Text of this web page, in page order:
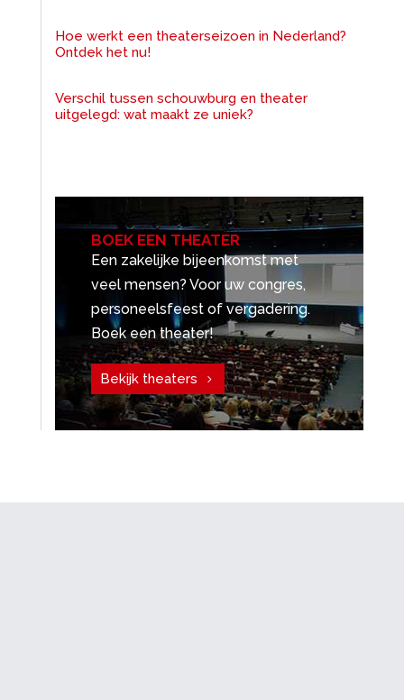
Hoe werkt een theaterseizoen in Nederland?
Ontdek het nu!
Verschil tussen schouwburg en theater
uitgelegd: wat maakt ze uniek?
BOEK EEN THEATER
Een zakelijke bijeenkomst met
veel mensen? Voor uw congres,
personeelsfeest of vergadering.
Boek een theater!
Bekijk theaters